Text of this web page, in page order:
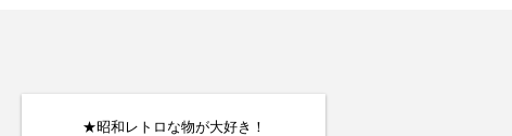
★昭和レトロな物が大好き！